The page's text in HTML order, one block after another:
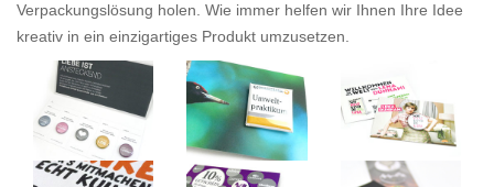
Verpackungslösung holen. Wie immer helfen wir Ihnen Ihre Idee
kreativ in ein einzigartiges Produkt umzusetzen.